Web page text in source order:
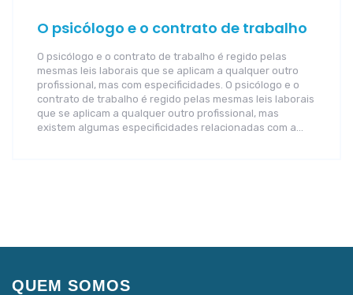
O psicólogo e o contrato de trabalho
O psicólogo e o contrato de trabalho é regido pelas
mesmas leis laborais que se aplicam a qualquer outro
profissional, mas com especificidades. O psicólogo e o
contrato de trabalho é regido pelas mesmas leis laborais
que se aplicam a qualquer outro profissional, mas
existem algumas especificidades relacionadas com a…
QUEM SOMOS